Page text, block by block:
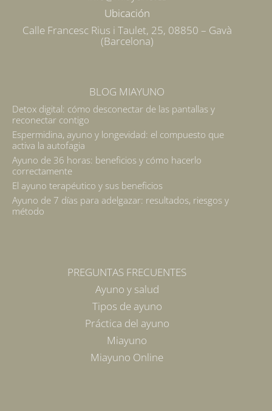
Ubicación
Calle Francesc Rius i Taulet, 25, 08850 – Gavà
(Barcelona)
BLOG MIAYUNO
Detox digital: cómo desconectar de las pantallas y
reconectar contigo
Espermidina, ayuno y longevidad: el compuesto que
activa la autofagia
Ayuno de 36 horas: beneficios y cómo hacerlo
correctamente
El ayuno terapéutico y sus beneficios
Ayuno de 7 días para adelgazar: resultados, riesgos y
método
PREGUNTAS FRECUENTES
Ayuno y salud
Tipos de ayuno
Práctica del ayuno
Miayuno
Miayuno Online